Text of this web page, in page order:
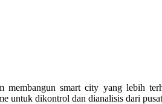
smart city yang lebih
untuk dikontrol dan dianalisis dari